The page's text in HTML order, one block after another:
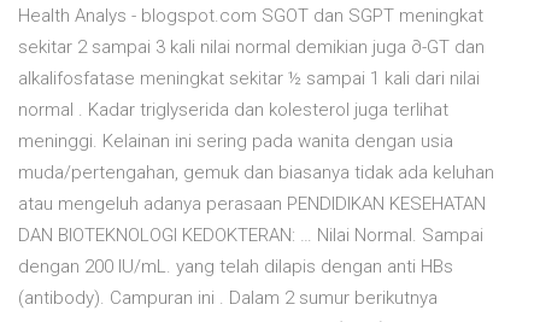
Health Analys - blogspot.com SGOT dan SGPT meningkat
sekitar 2 sampai 3 kali nilai normal demikian juga ∂-GT dan
alkalifosfatase meningkat sekitar ½ sampai 1 kali dari nilai
normal . Kadar triglyserida dan kolesterol juga terlihat
meninggi. Kelainan ini sering pada wanita dengan usia
muda/pertengahan, gemuk dan biasanya tidak ada keluhan
atau mengeluh adanya perasaan PENDIDIKAN KESEHATAN
DAN BIOTEKNOLOGI KEDOKTERAN: … Nilai Normal. Sampai
dengan 200 IU/mL. yang telah dilapis dengan anti HBs
(antibody). Campuran ini . Dalam 2 sumur berikutnya